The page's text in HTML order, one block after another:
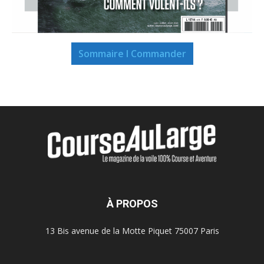
Sommaire I Commander
À PROPOS
13 Bis avenue de la Motte Piquet 75007 Paris